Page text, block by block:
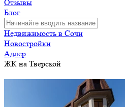
Отзывы
Блог
Недвижимость в Сочи
Новостройки
Адлер
ЖК на Тверской